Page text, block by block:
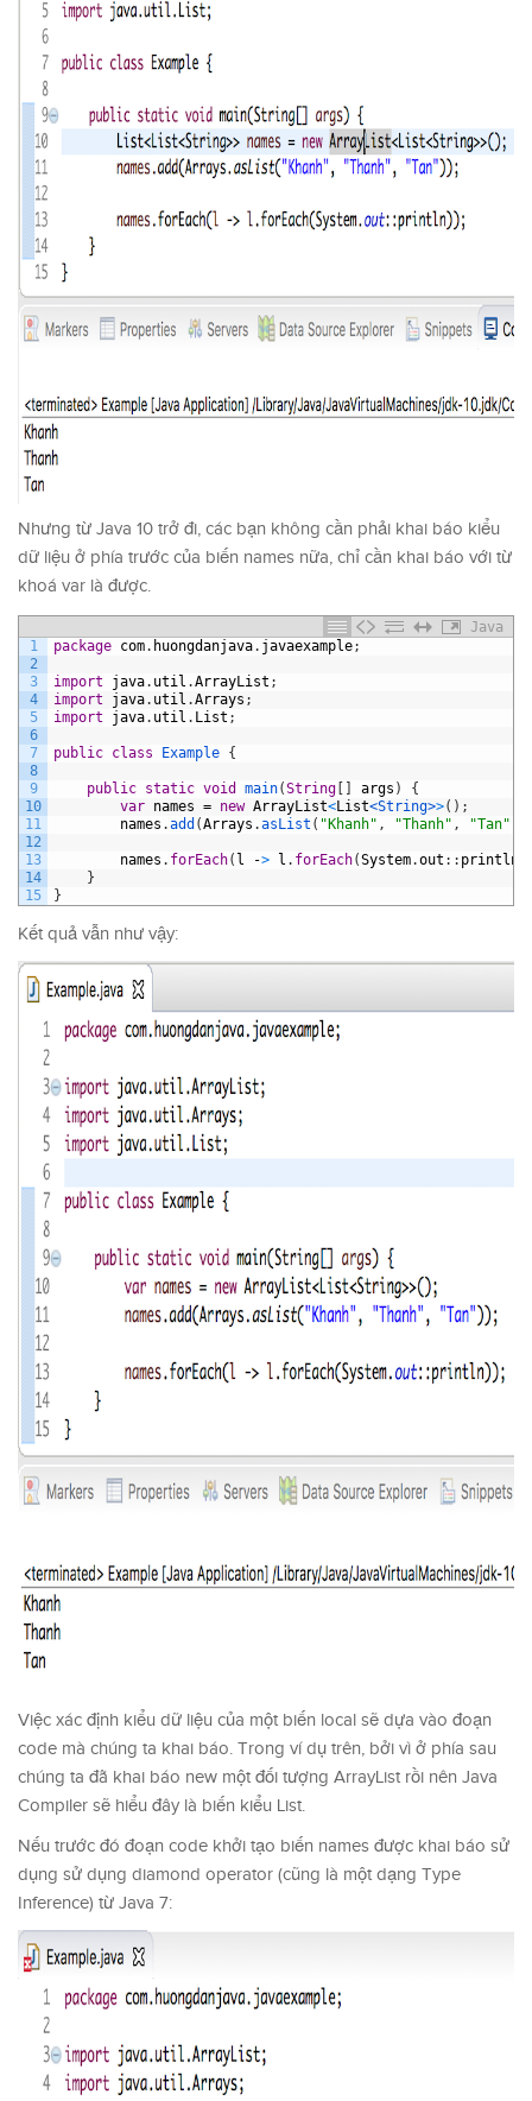
Nhưng từ Java 10 trở đi, các bạn không cần phải khai báo kiểu
dữ liệu ở phía trước của biến names nữa, chỉ cần khai báo với từ
khoá var là được.
Java
1
2
3
4
5
6
7
8
9
10
11
12
13
14
15
package com. huongdanjava. javaexample;
import java. util .ArrayList ;
import
java. util .Arrays ;
import
java. util . List ;
public class Example {
public static void main(String [ ] args )
{
var names = new ArrayList<List<String>>( ) ;
names .add (Arrays .asList ( "Khanh" , "Thanh" , "Tan"
names . forEach( l -> l . forEach(System.out : : println
}
}
Kết quả vẫn như vậy:
Việc xác định kiểu dữ liệu của một biến local sẽ dựa vào đoạn
code mà chúng ta khai báo. Trong ví dụ trên, bởi vì ở phía sau
chúng ta đã khai báo new một đối tượng ArrayList rồi nên Java
Compiler sẽ hiểu đây là biến kiểu List.
Nếu trước đó đoạn code khởi tạo biến names được khai báo sử
dụng sử dụng diamond operator (cũng là một dạng Type
Inference) từ Java 7: